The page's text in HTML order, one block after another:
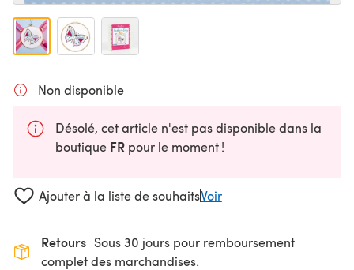
Non disponible
Désolé, cet article n'est pas disponible dans la
boutique FR pour le moment !
Ajouter à la liste de souhaitsVoir
Retours Sous 30 jours pour remboursement
complet des marchandises.